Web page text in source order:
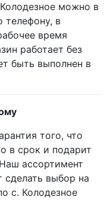
можно в
телефону, в
время
работает без
быть выполнен в
того, что
в срок и подарит
ассортимент
сделать выбор на
с. Колодезное